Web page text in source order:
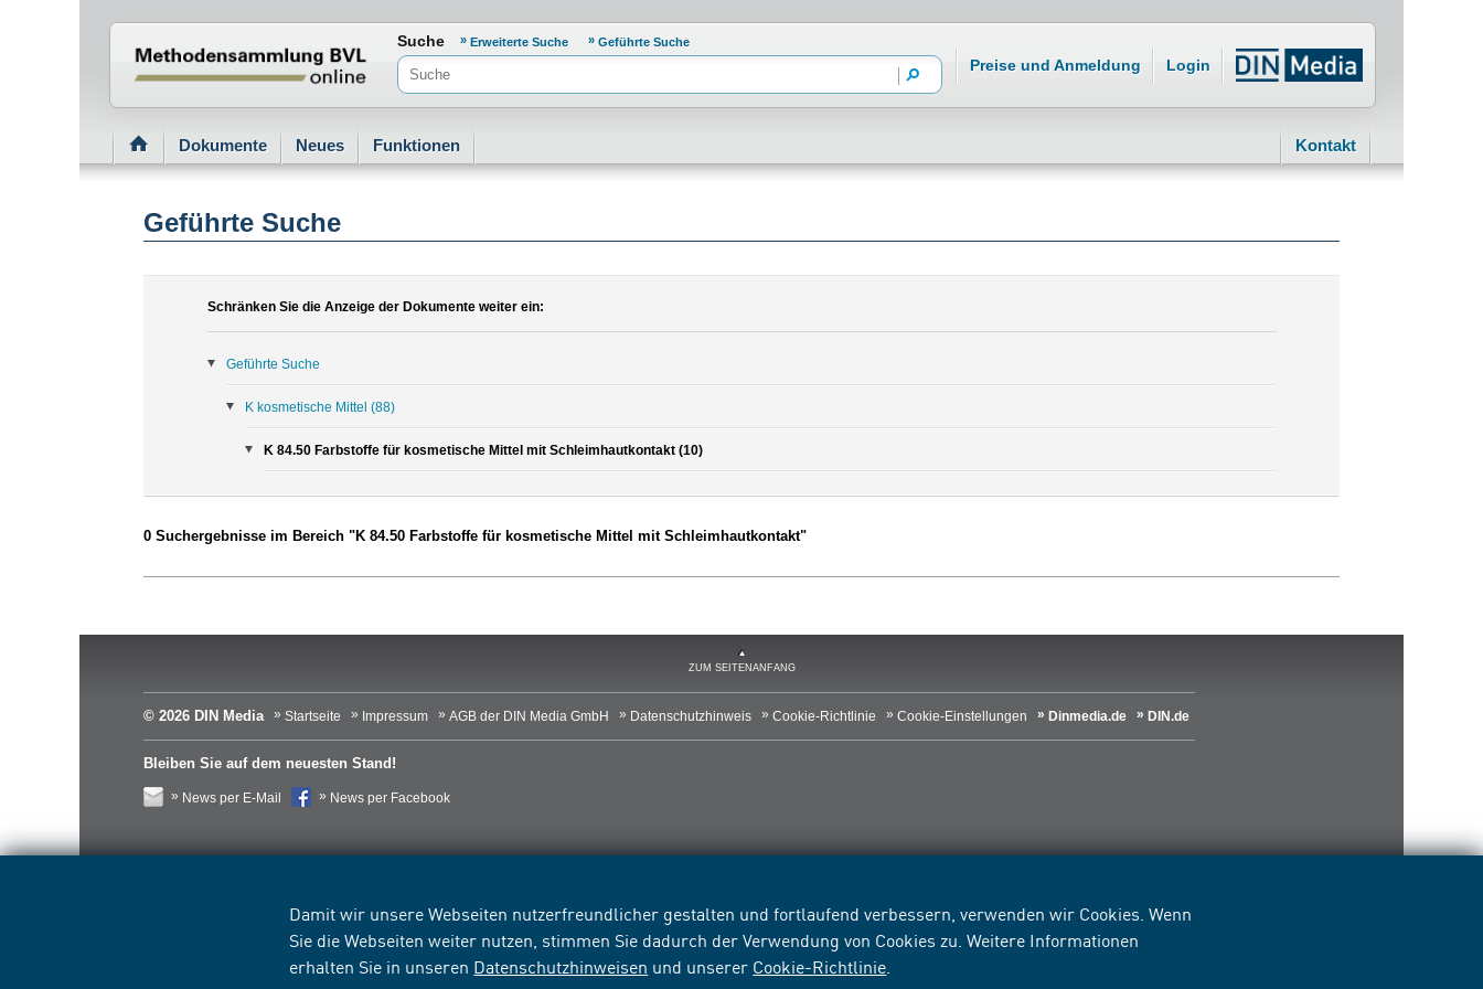
Damit wir unsere Webseiten nutzerfreundlicher gestalten und fortlaufend verbessern, verwenden wir Cookies. Wenn
Sie die Webseiten weiter nutzen, stimmen Sie dadurch der Verwendung von Cookies zu. Weitere Informationen
erhalten Sie in unseren Datenschutzhinweisen und unserer Cookie-Richtlinie
Normenportal Barrierefreiheit
Suche Erweiterte Suche Geführte Suche
Preise und Anmeldung Login
Dokumente Neues Funktionen Kontakt
Geführte Suche
Schränken Sie die Anzeige der Dokumente weiter ein:
Geführte Suche
K kosmetische Mittel (88)
K 84.50 Farbstoffe für kosmetische Mittel mit Schleimhautkontakt (10)
0 Suchergebnisse im Bereich "K 84.50 Farbstoffe für kosmetische Mittel mit Schleimhautkontakt"
ZUM SEITENANFANG
© 2026 DIN Media Startseite Impressum AGB der DIN Media GmbH Datenschutzhinweis Cookie-Richtlinie Cookie-Einstellungen Dinmedia.de DIN.de
Bleiben Sie auf dem neuesten Stand!
News per E-Mail News per Facebook